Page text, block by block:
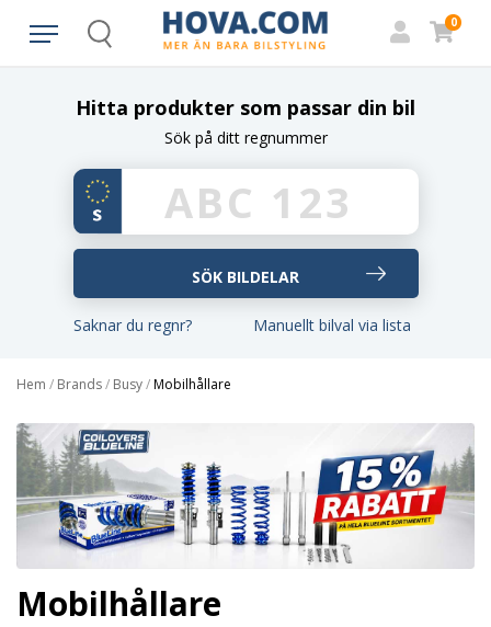
Search
0
Hitta produkter som passar din bil
Sök på ditt regnummer
Saknar du regnr? Manuellt bilval via lista
Hem / Brands/ Busy/Mobilhållare
Mobilhållare